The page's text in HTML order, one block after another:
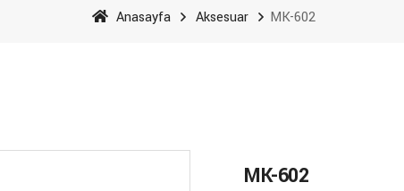
Anasayfa Aksesuar MK-602
MK-602